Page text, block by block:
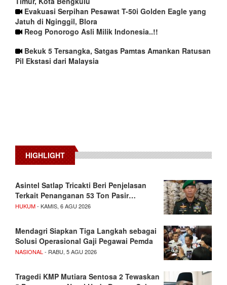
Evakuasi Serpihan Pesawat T-50i Golden Eagle yang
Jatuh di Nginggil, Blora
Reog Ponorogo Asli Milik Indonesia..!!
Bekuk 5 Tersangka, Satgas Pamtas Amankan Ratusan
Pil Ekstasi dari Malaysia
HIGHLIGHT
Asintel Satlap Tricakti Beri Penjelasan
Terkait Penanganan 53 Ton Pasir…
HUKUM- KAMIS, 6 AGU 2026
Mendagri Siapkan Tiga Langkah sebagai
Solusi Operasional Gaji Pegawai Pemda
NASIONAL - RABU, 5 AGU 2026
Tragedi KMP Mutiara Sentosa 2 Tewaskan